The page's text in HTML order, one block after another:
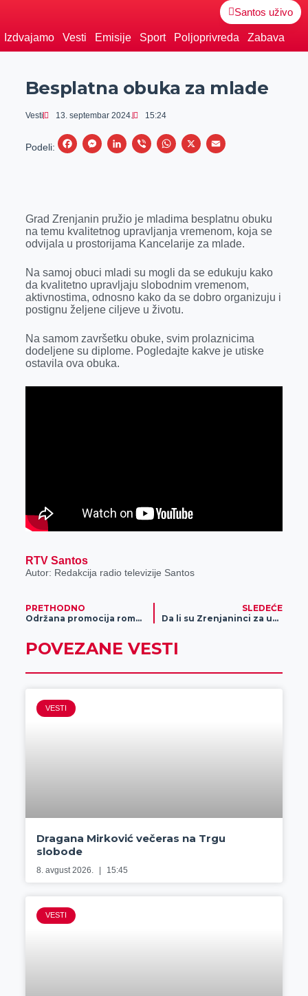
Santos uživo
Izdvajamo Vesti Emisije Sport Poljoprivreda Zabava
Besplatna obuka za mlade
Vesti 13. septembar 2024. 15:24
Podeli:
F
b
o
k
M
e
n
e
r
L
e
d
n
V
r
W
s
A
p
X
E
l
Grad Zrenjanin pružio je mladima besplatnu obuku
na temu kvalitetnog upravljanja vremenom, koja se
odvijala u prostorijama Kancelarije za mlade.
Na samoj obuci mladi su mogli da se edukuju kako
da kvalitetno upravljaju slobodnim vremenom,
aktivnostima, odnosno kako da se dobro organizuju i
postignu željene ciljeve u životu.
Na samom završetku obuke, svim prolaznicima
dodeljene su diplome. Pogledajte kakve je utiske
ostavila ova obuka.
RTV Santos
Autor: Redakcija radio televizije Santos
PRETHODNO
Održana promocija romana „Formalin“
SLEDEĆE
Da li su Zrenjaninci za uvođenje školskih uniformi?
POVEZANE VESTI
VESTI
Dragana Mirković večeras na Trgu
slobode
8. avgust 2026. 15:45
VESTI